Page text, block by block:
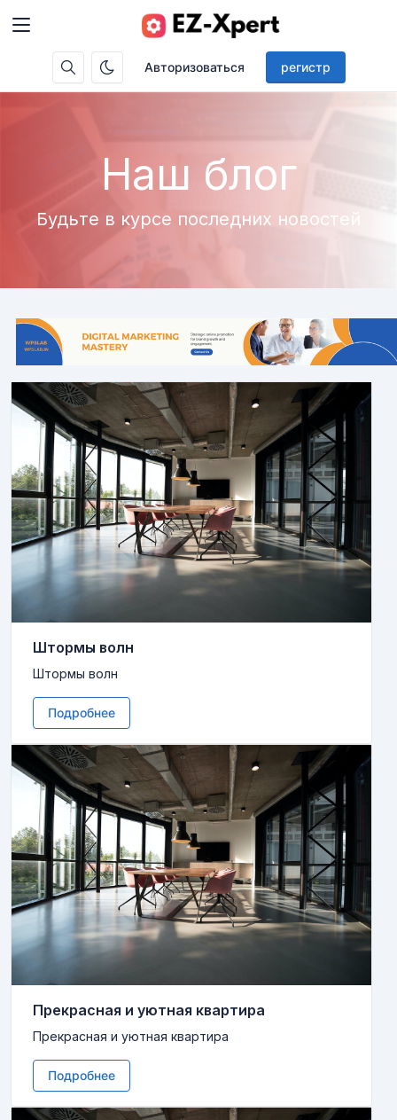
Авторизоваться регистр
Наш блог
Будьте в курсе последних новостей
Штормы волн
Штормы волн
Подробнее
Прекрасная и уютная квартира
Прекрасная и уютная квартира
Подробнее